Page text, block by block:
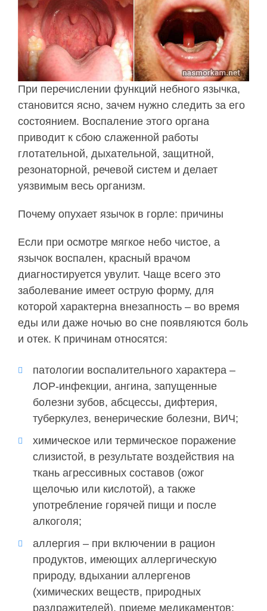
При перечислении функций небного язычка,
становится ясно, зачем нужно следить за его
состоянием. Воспаление этого органа
приводит к сбою слаженной работы
глотательной, дыхательной, защитной,
резонаторной, речевой систем и делает
уязвимым весь организм.
Почему опухает язычок в горле: причины
Если при осмотре мягкое небо чистое, а
язычок воспален, красный врачом
диагностируется увулит. Чаще всего это
заболевание имеет острую форму, для
которой характерна внезапность – во время
еды или даже ночью во сне появляются боль
и отек. К причинам относятся:
патологии воспалительного характера –
ЛОР-инфекции, ангина, запущенные
болезни зубов, абсцессы, дифтерия,
туберкулез, венерические болезни, ВИЧ;
химическое или термическое поражение
слизистой, в результате воздействия на
ткань агрессивных составов (ожог
щелочью или кислотой), а также
употребление горячей пищи и после
алкоголя;
аллергия – при включении в рацион
продуктов, имеющих аллергическую
природу, вдыхании аллергенов
(химических веществ, природных
раздражителей), приеме медикаментов;